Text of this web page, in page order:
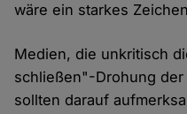
wäre ein starkes
Medien, die unkritisch
schließen"-Drohung
sollten darauf